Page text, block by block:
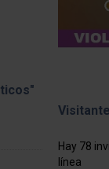
Hay 78
línea